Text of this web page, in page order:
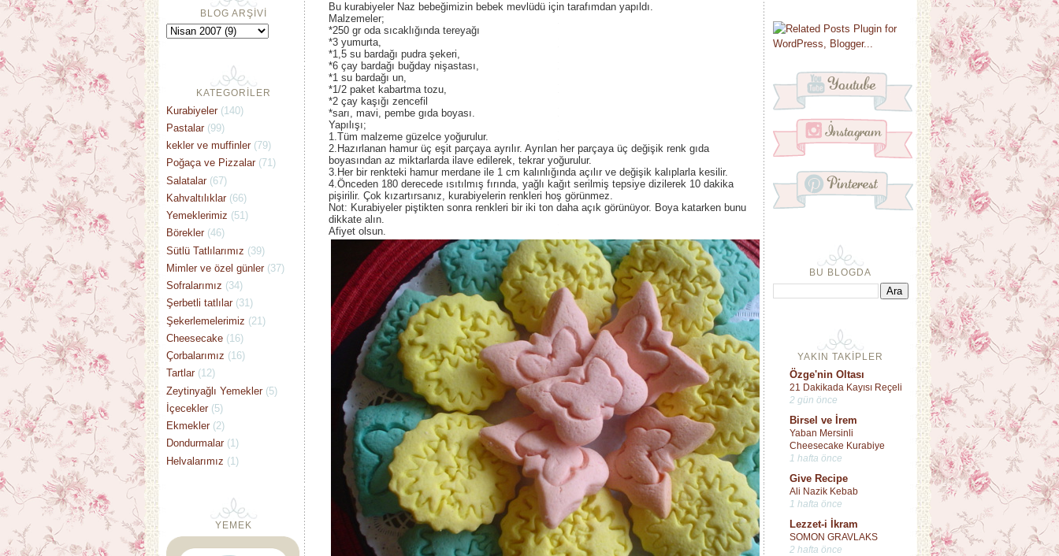
BU BLOGDA
YAKIN TAKİPLER
Özge'nin Oltası
21 Dakikada Kayısı Reçeli
2 gün önce
Birsel ve İrem
Yaban Mersinli
Cheesecake Kurabiye
1 hafta önce
Give Recipe
Ali Nazik Kebab
1 hafta önce
Lezzet-i İkram
SOMON GRAVLAKS
2 hafta önce
Bu kurabiyeler Naz bebeğimizin bebek mevlüdü için tarafımdan yapıldı.
Malzemeler;
*250 gr oda sıcaklığında tereyağı
*3 yumurta,
*1,5 su bardağı pudra şekeri,
*6 çay bardağı buğday nişastası,
*1 su bardağı un,
*1/2 paket kabartma tozu,
*2 çay kaşığı zencefil
*sarı, mavi, pembe gıda boyası.
Yapılışı;
1.Tüm malzeme güzelce yoğurulur.
2.Hazırlanan hamur üç eşit parçaya ayrılır. Ayrılan her parçaya üç değişik renk gıda
boyasından az miktarlarda ilave edilerek, tekrar yoğurulur.
3.Her bir renkteki hamur merdane ile 1 cm kalınlığında açılır ve değişik kalıplarla kesilir.
4.Önceden 180 derecede ısıtılmış fırında, yağlı kağıt serilmiş tepsiye dizilerek 10 dakika
pişirilir. Çok kızartırsanız, kurabiyelerin renkleri hoş görünmez.
Not: Kurabiyeler piştikten sonra renkleri bir iki ton daha açık görünüyor. Boya katarken bunu
dikkate alın.
Afiyet olsun.
BLOG ARŞİVİ
KATEGORİLER
Kurabiyeler (140)
Pastalar (99)
kekler ve muffinler (79)
Poğaça ve Pizzalar (71)
Salatalar (67)
Kahvaltılıklar (66)
Yemeklerimiz (51)
Börekler (46)
Sütlü Tatlılarımız (39)
Mimler ve özel günler (37)
Sofralarımız (34)
Şerbetli tatlılar (31)
Şekerlemelerimiz (21)
Cheesecake (16)
Çorbalarımız (16)
Tartlar (12)
Zeytinyağlı Yemekler (5)
İçecekler (5)
Ekmekler (2)
Dondurmalar (1)
Helvalarımız (1)
YEMEK